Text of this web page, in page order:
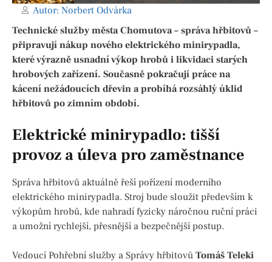
Autor: Norbert Odvárka
Technické služby města Chomutova – správa hřbitovů –
připravují nákup nového elektrického minirypadla,
které výrazně usnadní výkop hrobů i likvidaci starých
hrobových zařízení. Současně pokračují práce na
kácení nežádoucích dřevin a probíhá rozsáhlý úklid
hřbitovů po zimním období.
Elektrické minirypadlo: tišší
provoz a úleva pro zaměstnance
Správa hřbitovů aktuálně řeší pořízení moderního
elektrického minirypadla. Stroj bude sloužit především k
výkopům hrobů, kde nahradí fyzicky náročnou ruční práci
a umožní rychlejší, přesnější a bezpečnější postup.
Vedoucí Pohřební služby a Správy hřbitovů Tomáš Teleki